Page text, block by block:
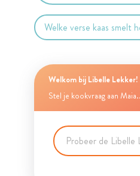
Welke verse kaas smelt
Welkom bij Libelle Lekker!
Stel je kookvraag aan